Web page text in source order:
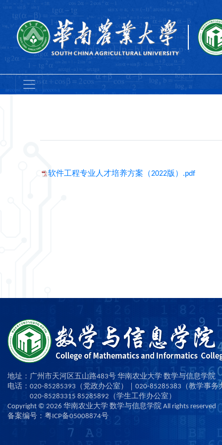
软件工程专业人才培养方案（2022版）.pdf
地址：广州市天河区五山路483号 华南农业大学 数学与信息学院
电话：020-85285393（党政办公室）｜020-85285383（教学事务
020-85283315 85285892（学生工作办公室）
Copyright © 2026 华南农业大学 数学与信息学院 All rights reserved
备案编号：粤ICP备05008874号